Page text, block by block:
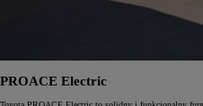
PROACE Electric